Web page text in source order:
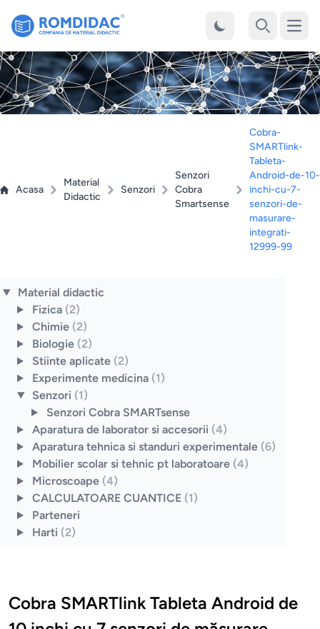
Acasa
Material
Didactic
Senzori
Senzori
Cobra
Smartsense
Cobra-
SMARTlink-
Tableta-
Android-de-10-
inchi-cu-7-
senzori-de-
masurare-
integrati-
12999-99
Material didactic
Fizica (2)
Chimie (2)
Biologie (2)
Stiinte aplicate (2)
Experimente medicina (1)
Senzori (1)
Senzori Cobra SMARTsense
Aparatura de laborator si accesorii (4)
Aparatura tehnica si standuri experimentale (6)
Mobilier scolar si tehnic pt laboratoare (4)
Microscoape (4)
CALCULATOARE CUANTICE (1)
Parteneri
Harti (2)
Cobra SMARTlink Tableta Android de